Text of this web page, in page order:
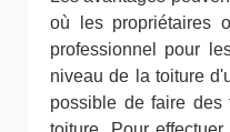
où les propriétaires
professionnel pour
niveau de la toiture
possible de faire des